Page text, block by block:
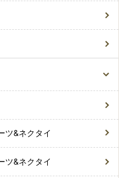
ツ&ネクタイ
ツ&ネクタイ